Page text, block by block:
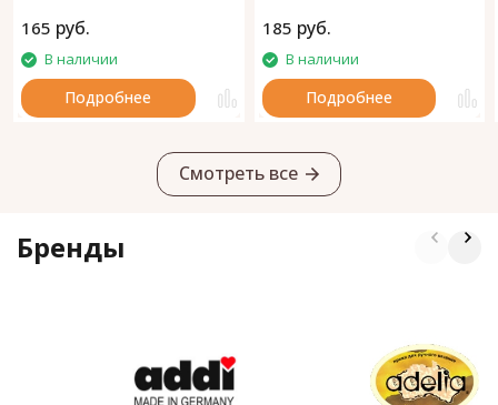
165 руб.
В наличии
Подробнее
185 руб.
В наличии
Подробнее
Смотреть все
Бренды